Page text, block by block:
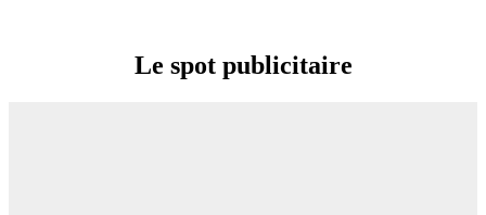
Le spot publicitaire